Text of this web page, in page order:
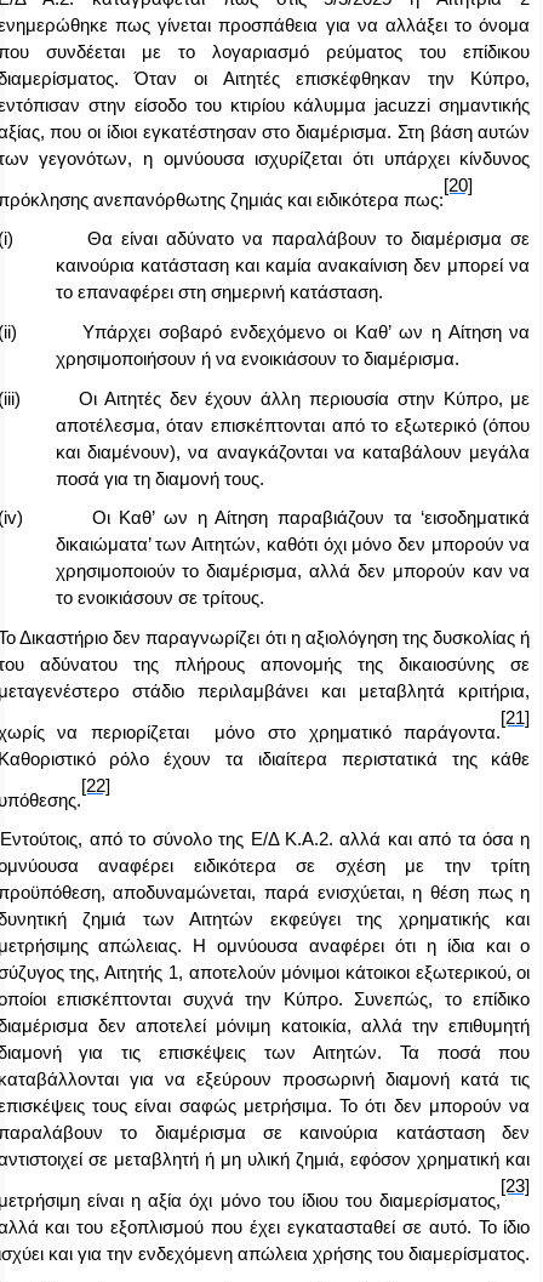
πως γίνεται προσπάθεια για να αλλάξει το όνομα
συνδέεται με το λογαριασμό ρεύματος του επίδικου
Όταν οι Αιτητές επισκέφθηκαν την Κύπρο,
στην είσοδο του κτιρίου κάλυμμα jacuzzi σημαντικής
που οι ίδιοι εγκατέστησαν στο διαμέρισμα. Στη βάση αυτών
γεγονότων, η ομνύουσα ισχυρίζεται ότι υπάρχει κίνδυνος
ανεπανόρθωτης ζημιάς και ειδικότερα πως:
[20]
Θα είναι αδύνατο να παραλάβουν το διαμέρισμα σε
καινούρια κατάσταση και καμία ανακαίνιση δεν μπορεί να
το επαναφέρει στη σημερινή κατάσταση.
Υπάρχει σοβαρό ενδεχόμενο οι Καθ’ ων η Αίτηση να
χρησιμοποιήσουν ή να ενοικιάσουν το διαμέρισμα.
Οι Αιτητές δεν έχουν άλλη περιουσία στην Κύπρο, με
αποτέλεσμα, όταν επισκέπτονται από το εξωτερικό (όπου
και διαμένουν), να αναγκάζονται να καταβάλουν μεγάλα
ποσά για τη διαμονή τους.
Οι Καθ’ ων η Αίτηση παραβιάζουν τα ‘εισοδηματικά
δικαιώματα’ των Αιτητών, καθότι όχι μόνο δεν μπορούν να
χρησιμοποιούν το διαμέρισμα, αλλά δεν μπορούν καν να
το ενοικιάσουν σε τρίτους.
Δικαστήριο δεν παραγνωρίζει ότι η αξιολόγηση της δυσκολίας ή
αδύνατου της πλήρους απονομής της δικαιοσύνης σε
στάδιο περιλαμβάνει και μεταβλητά κριτήρια,
να περιορίζεται μόνο στο χρηματικό παράγοντα.
[21]
ρόλο έχουν τα ιδιαίτερα περιστατικά της κάθε
[22]
Εντούτοις, από το σύνολο της Ε/Δ Κ.Α.2. αλλά και από τα όσα η
αναφέρει ειδικότερα σε σχέση με την τρίτη
αποδυναμώνεται, παρά ενισχύεται, η θέση πως η
ζημιά των Αιτητών εκφεύγει της χρηματικής και
απώλειας. Η ομνύουσα αναφέρει ότι η ίδια και ο
της, Αιτητής 1, αποτελούν μόνιμοι κάτοικοι εξωτερικού, οι
επισκέπτονται συχνά την Κύπρο. Συνεπώς, το επίδικο
δεν αποτελεί μόνιμη κατοικία, αλλά την επιθυμητή
για τις επισκέψεις των Αιτητών. Τα ποσά που
για να εξεύρουν προσωρινή διαμονή κατά τις
τους είναι σαφώς μετρήσιμα. Το ότι δεν μπορούν να
το διαμέρισμα σε καινούρια κατάσταση δεν
σε μεταβλητή ή μη υλική ζημιά, εφόσον χρηματική και
είναι η αξία όχι μόνο του ίδιου του διαμερίσματος,
[23]
και του εξοπλισμού που έχει εγκατασταθεί σε αυτό. Το ίδιο
και για την ενδεχόμενη απώλεια χρήσης του διαμερίσματος.